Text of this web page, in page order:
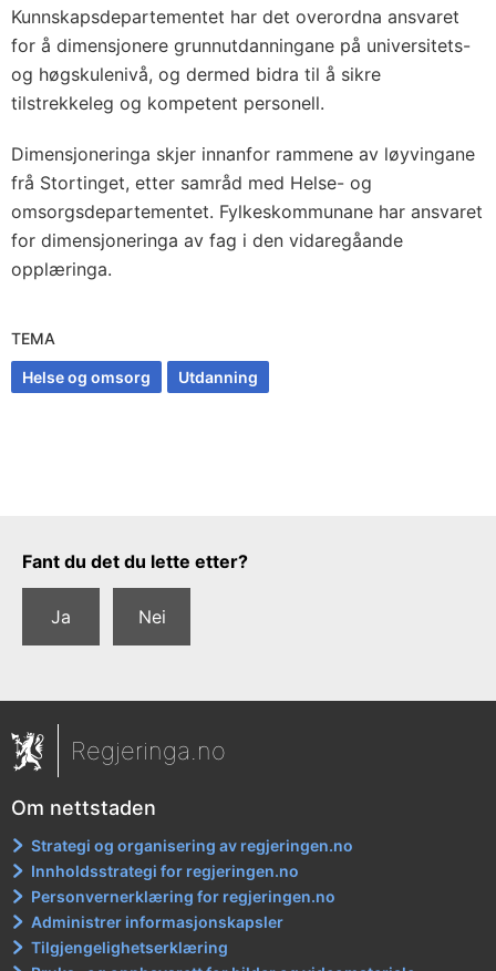
Kunnskapsdepartementet har det overordna ansvaret
for å dimensjonere grunnutdanningane på universitets-
og høgskulenivå, og dermed bidra til å sikre
tilstrekkeleg og kompetent personell.
Dimensjoneringa skjer innanfor rammene av løyvingane
frå Stortinget, etter samråd med Helse- og
omsorgsdepartementet. Fylkeskommunane har ansvaret
for dimensjoneringa av fag i den vidaregåande
opplæringa.
TEMA
Helse og omsorg Utdanning
Tilbakemeldingsskjema
Fant du det du lette etter?
Ja Nei
Regjeringa.no
Om nettstaden
Strategi og organisering av regjeringen.no
Innholdsstrategi for regjeringen.no
Personvernerklæring for regjeringen.no
Administrer informasjonskapsler
Tilgjengelighetserklæring